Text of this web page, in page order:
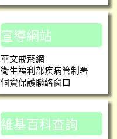
宣導網站
華文戒菸網
衛生福利部疾病管制署
個資保護聯絡窗口
維基百科查詢